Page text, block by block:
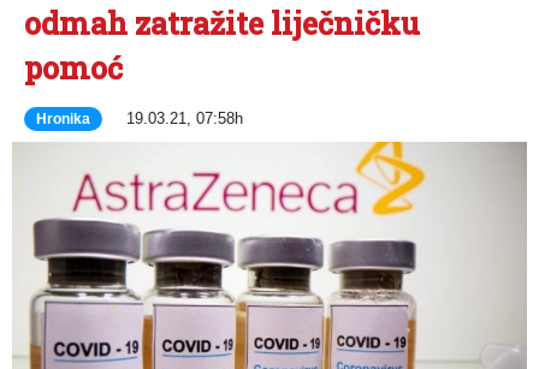
odmah zatražite liječničku
pomoć
Hronika 19.03.21, 07:58h